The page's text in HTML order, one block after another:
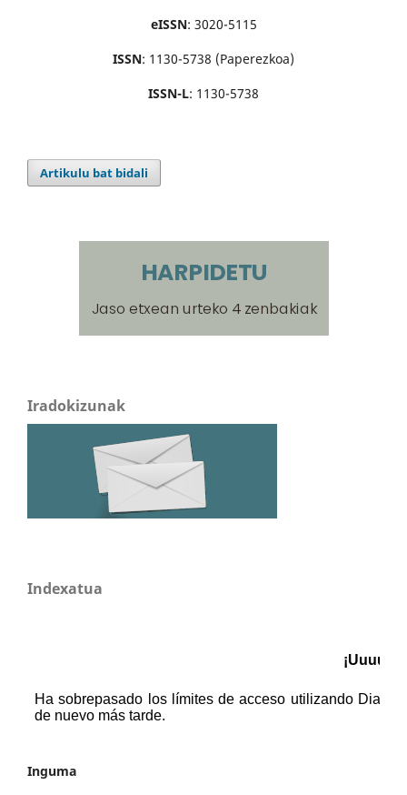
eISSN: 3020-5115
ISSN: 1130-5738 (Paperezkoa)
ISSN-L: 1130-5738
Artikulu bat bidali
Iradokizunak
Indexatua
Inguma